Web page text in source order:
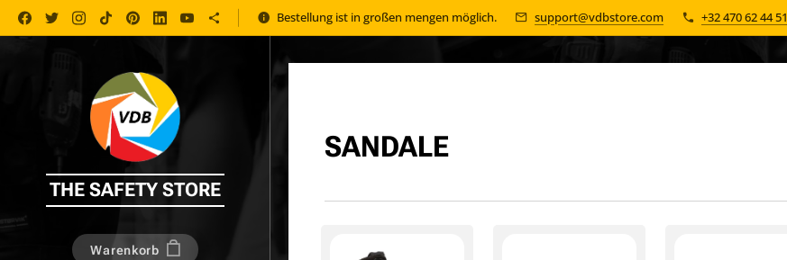
Bestellung ist in großen mengen möglich. support@vdbstore.com +32 470 62 44 51
THE SAFETY STORE
Warenkorb
SANDALE